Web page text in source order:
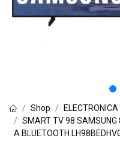
Shop
ELECTRONICA
SMART TV 98 SAMSUNG
A BLUETOOTH